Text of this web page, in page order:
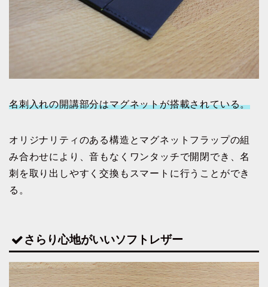
名刺入れの開講部分はマグネットが搭載されている。
オリジナリティのある構造とマグネットフラップの組
み合わせにより、音もなくワンタッチで開閉でき、名
刺を取り出しやすく交換もスマートに行うことができ
る。
さらり心地がいいソフトレザー